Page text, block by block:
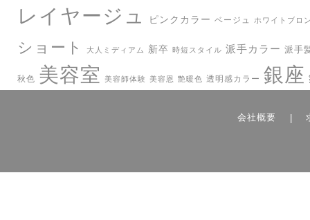
レイヤージュ ピンクカラー ベージュ ホワイトブロ
ショート 大人ミディアム 新卒 時短スタイル 派手カラー 派手
秋色 美容室 美容師体験 美容恩 艶暖色 透明感カラー 銀座
会社概要